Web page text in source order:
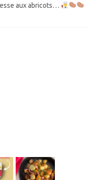
aux abricots…